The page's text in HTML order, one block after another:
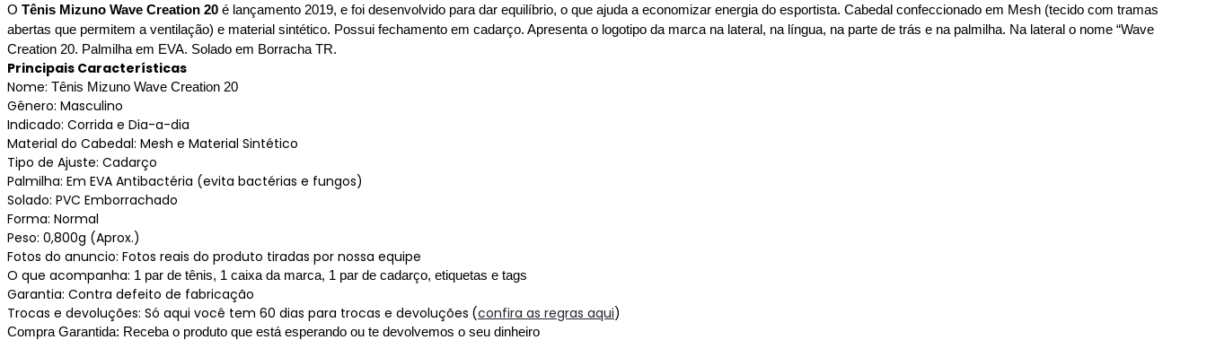
(Todas
as
cores)
quantidade
O Tênis Mizuno Wave Creation 20 é lançamento 2019, e foi desenvolvido para dar equilíbrio, o que ajuda a economizar energia do esportista. Cabedal confeccionado em Mesh (tecido com tramas
abertas que permitem a ventilação) e material sintético. Possui fechamento em cadarço. Apresenta o logotipo da marca na lateral, na língua, na parte de trás e na palmilha. Na lateral o nome “Wave
Creation 20. Palmilha em EVA. Solado em Borracha TR.
Principais Características
Nome: Tênis Mizuno Wave Creation 20
Gênero: Masculino
Indicado: Corrida e Dia-a-dia
Material do Cabedal: Mesh e Material Sintético
Tipo de Ajuste: Cadarço
Palmilha: Em EVA Antibactéria (evita bactérias e fungos)
Solado: PVC Emborrachado
Forma: Normal
Peso: 0,800g (Aprox.)
Fotos do anuncio: Fotos reais do produto tiradas por nossa equipe
O que acompanha: 1 par de tênis, 1 caixa da marca, 1 par de cadarço, etiquetas e tags
Garantia: Contra defeito de fabricação
Trocas e devoluções: Só aqui você tem 60 dias para trocas e devoluções (confira as regras aqui)
Compra Garantida: Receba o produto que está esperando ou te devolvemos o seu dinheiro